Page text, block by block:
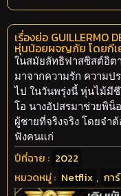
เรื่องย่อ GUILLERMO
หุ่นน้อยผจญภัย โดยกีเ
ในสมัยลัทธิฟาสซิสต์อิต
มาจากความรัก ความป
ไป ในวันพรุ่งนี้ หุ่นไม้มี
โอ นางอัปสรมาช่วยพิน็
ผู้ชายที่จริงจริง โดยจำ
ฟังคนแก่
ปีที่ฉาย : 2022
หมวดหมู่ : Netflix , กา